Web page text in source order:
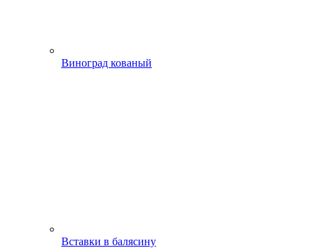
Виноград кованый
Вставки в балясину